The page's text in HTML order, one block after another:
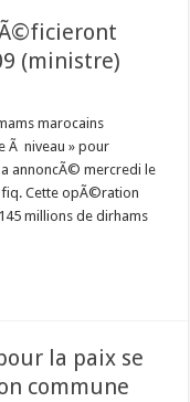
(ministre)
marocains
Ã niveau » pour
annoncÃ© mercredi le
Cette opÃ©ration
millions de dirhams
la paix se
commune